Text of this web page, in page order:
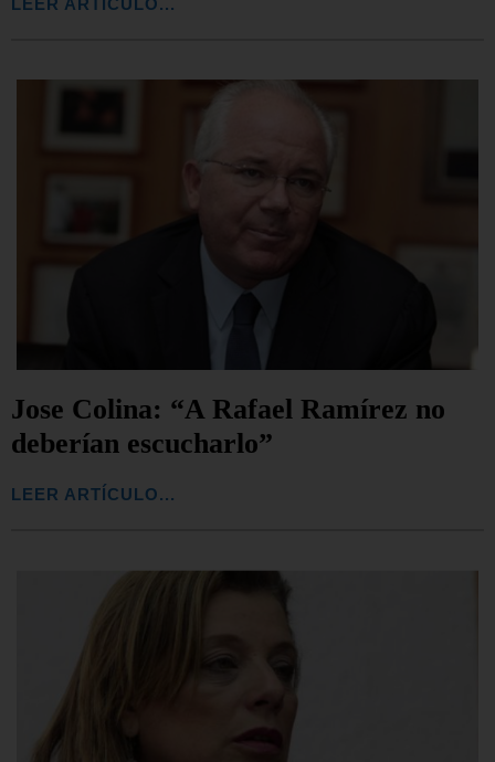
Jose Colina: “A Rafael Ramírez no
deberían escucharlo”
LEER ARTÍCULO...